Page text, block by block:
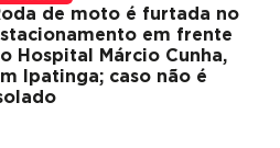
de moto é furtada no
em frente
Hospital Márcio Cunha,
Ipatinga; caso não é